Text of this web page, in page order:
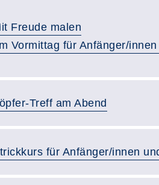
Freude malen
Vormittag für Anfänger/
Treff am Abend
für Anfänger/innen